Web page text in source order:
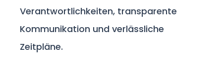
Verantwortlichkeiten, transparente
Kommunikation und verlässliche
Zeitpläne.